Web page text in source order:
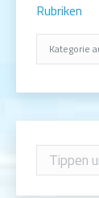
Rubriken
Rubriken
Search: